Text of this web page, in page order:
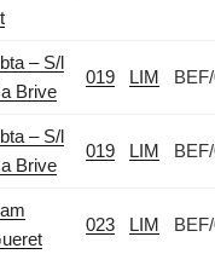
– S/l
Brive
019 LIM
– S/l
Brive
019 LIM
023 LIM